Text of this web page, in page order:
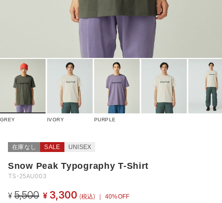
GREY IVORY PURPLE
在庫なし SALE UNISEX
Snow Peak Typography T-Shirt
TS-25AU003
¥ 5,500 ¥ 3,300 (税込) ｜ 40%OFF